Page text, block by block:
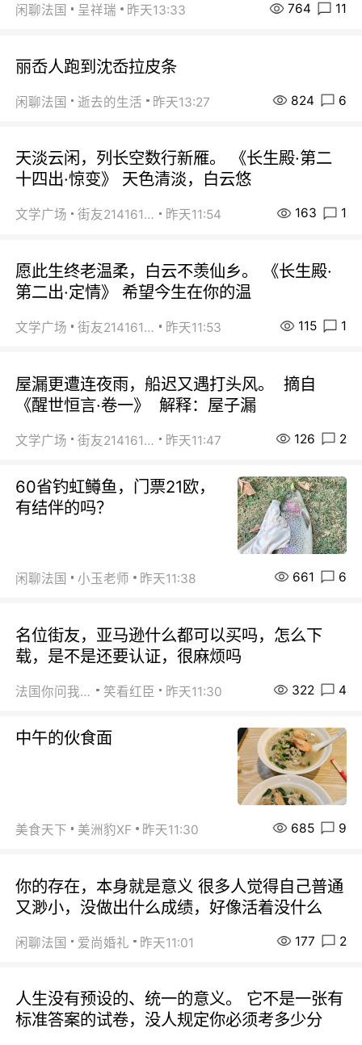
闲聊法国 呈祥瑞 昨天13:33 764 11
丽岙人跑到沈岙拉皮条
闲聊法国 逝去的生活 昨天13:27 824 6
天淡云闲，列长空数行新雁。 《长生殿·第二
十四出·惊变》 天色清淡，白云悠
文学广场 街友21416156 昨天11:54 163 1
愿此生终老温柔，白云不羡仙乡。 《长生殿·
第二出·定情》 希望今生在你的温
文学广场 街友21416156 昨天11:53 115 1
屋漏更遭连夜雨，船迟又遇打头风。 摘自
《醒世恒言·卷一》 解释：屋子漏
文学广场 街友21416156 昨天11:47 126 2
60省钓虹鳟鱼，门票21欧，
有结伴的吗？
闲聊法国 小玉老师 昨天11:38 661 6
名位街友，亚马逊什么都可以买吗，怎么下
载，是不是还要认证，很麻烦吗
法国你问我答 笑看红臣 昨天11:30 322 4
中午的伙食面
美食天下 美洲豹XF 昨天11:30 685 9
你的存在，本身就是意义 很多人觉得自己普通
又渺小，没做出什么成绩，好像活着没什么
闲聊法国 爱尚婚礼 昨天11:01 177 2
人生没有预设的、统一的意义。 它不是一张有
标准答案的试卷，没人规定你必须考多少分